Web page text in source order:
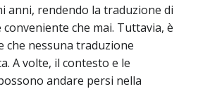
anni, rendendo la traduzione di
conveniente che mai. Tuttavia, è
nessuna traduzione
A volte, il contesto e le
andare persi nella